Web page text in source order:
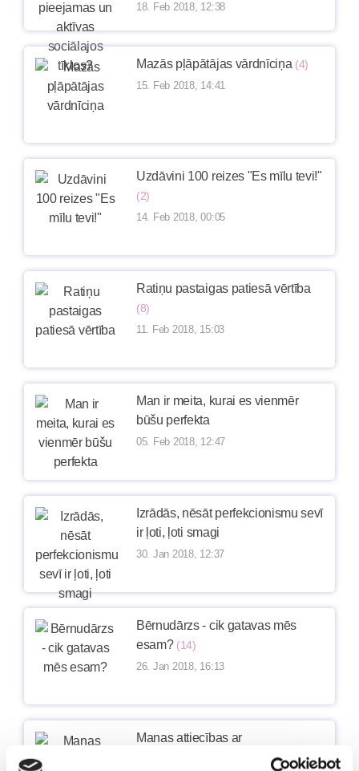
18. Feb 2018, 12:38
Mazās pļāpātājas vārdnīciņa (4)
15. Feb 2018, 14:41
Uzdāvini 100 reizes "Es mīlu tevi!"
(2)
14. Feb 2018, 00:05
Ratiņu pastaigas patiesā vērtība
(8)
11. Feb 2018, 15:03
Man ir meita, kurai es vienmēr
būšu perfekta
05. Feb 2018, 12:47
Izrādās, nēsāt perfekcionismu sevī
ir ļoti, ļoti smagi
30. Jan 2018, 12:37
Bērnudārzs - cik gatavas mēs
esam? (14)
26. Jan 2018, 16:13
Manas attiecības ar
perfekcionismu ir kā lieldienu rīts